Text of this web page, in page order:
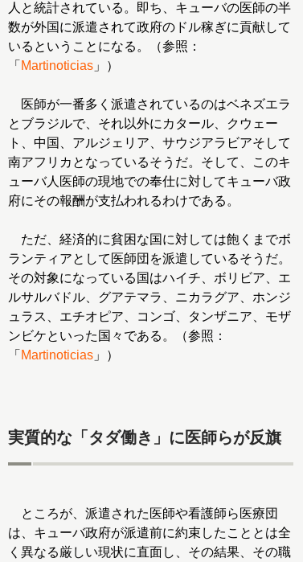
人と統計されている。即ち、キューバの医師の半
数が外国に派遣されて政府のドル稼ぎに貢献して
いるということになる。（参照：
「 Martinoticias 」）
医師が一番多く派遣されているのはベネズエラ
とブラジルで、それ以外にカタール、クウェー
ト、中国、アルジェリア、サウジアラビアそして
南アフリカとなっているそうだ。そして、このキ
ューバ人医師の現地での奉仕に対してキューバ政
府にその報酬が支払われるわけである。
ただ、経済的に貧困な国に対しては飽くまでボ
ランティアとして医師団を派遣しているそうだ。
その対象になっている国はハイチ、ボリビア、エ
ルサルバドル、グアテマラ、ニカラグア、ホンジ
ュラス、エチオピア、コンゴ、タンザニア、モザ
ンビケといった国々である。（参照：
「 Martinoticias 」）
実質的な「タダ働き」に医師らが反旗
ところが、派遣された医師や看護師ら医療団
は、キューバ政府が派遣前に約束したこととは全
く異なる厳しい現状に直面し、その結果、その職